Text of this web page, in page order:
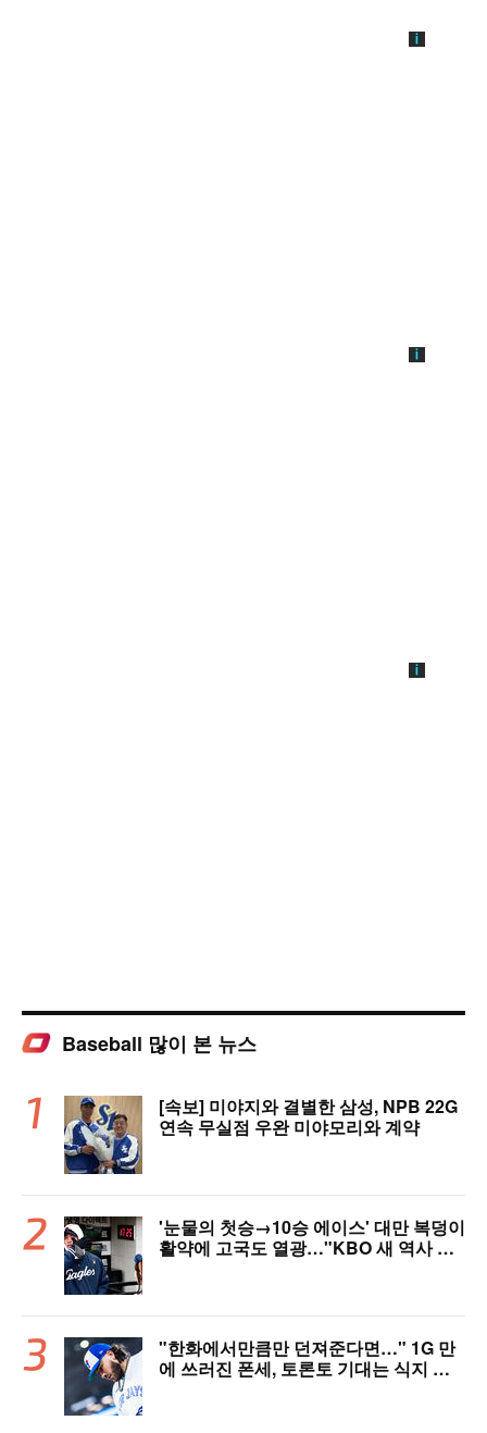
Baseball 많이 본 뉴스
[속보] 미야지와 결별한 삼성, NPB 22G
연속 무실점 우완 미야모리와 계약
'눈물의 첫승→10승 에이스' 대만 복덩이
활약에 고국도 열광…"KBO 새 역사 썼
"한화에서만큼만 던져준다면…" 1G 만
에 쓰러진 폰세, 토론토 기대는 식지 않